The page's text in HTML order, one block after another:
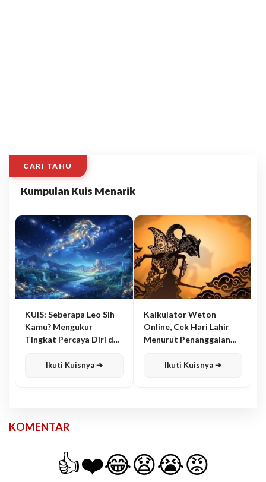
CARI TAHU
Kumpulan Kuis Menarik
KUIS: Seberapa Leo Sih
Kamu? Mengukur
Tingkat Percaya Diri dan
Ikuti Kuisnya ➔
Kalkulator Weton
Online, Cek Hari Lahir
Menurut Penanggalan
Ikuti Kuisnya ➔
KOMENTAR
👍❤️😂😧😭😡